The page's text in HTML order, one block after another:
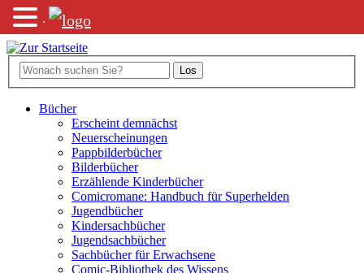
Bücher
Erscheint demnächst
Neuerscheinungen
Pappbilderbücher
Bilderbücher
Erzählende Kinderbücher
Comicromane: Handbuch für Superhelden
Jugendbücher
Kindersachbücher
Jugendsachbücher
Sachbücher für Erwachsene
Comic-Bibliothek des Wissens
.